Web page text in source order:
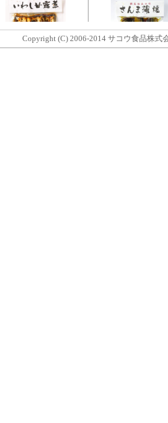
Copyright (C) 2006-2014 サコウ食品株式